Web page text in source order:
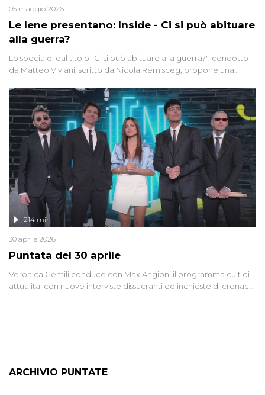
Le Iene presentano: Inside - Ci si può abituare
alla guerra?
05 maggio 2026
Lo speciale, dal titolo "Ci si può abituare alla guerra?", condotto
da Matteo Viviani, scritto da Nicola Remisceg, propone una
di settore - su quanto la guerra sia diventata una realtà pervasiva.
Anche se l'Italia non è direttamente coinvolta in conflitti armati, il
contesto globale rende impossibile considerarla un fenomeno
lontano.
Puntata del 30 aprile
214 min
30 aprile 2026
Veronica Gentili conduce con Max Angioni il programma cult di
attualita' con nuove interviste dissacranti ed inchieste di cronaca
ARCHIVIO PUNTATE